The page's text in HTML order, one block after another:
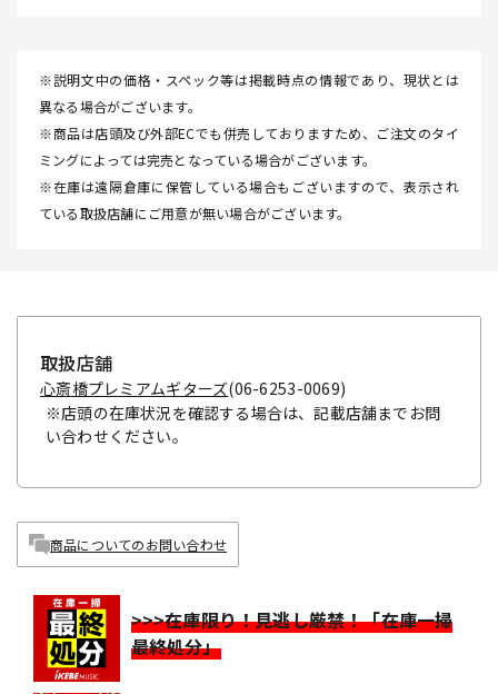
※説明文中の価格・スペック等は掲載時点の情報であり、現状とは
異なる場合がございます。
※商品は店頭及び外部ECでも併売しておりますため、ご注文のタイ
ミングによっては完売となっている場合がございます。
※在庫は遠隔倉庫に保管している場合もございますので、表示され
ている取扱店舗にご用意が無い場合がございます。
取扱店舗
心斎橋プレミアムギターズ(06-6253-0069)
※店頭の在庫状況を確認する場合は、記載店舗までお問
い合わせください。
商品についてのお問い合わせ
>>>在庫限り！見逃し厳禁！「在庫一掃
最終処分」